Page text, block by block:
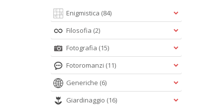
Enigmistica (84)
Filosofia (2)
Fotografia (15)
Fotoromanzi (11)
Generiche (6)
Giardinaggio (16)